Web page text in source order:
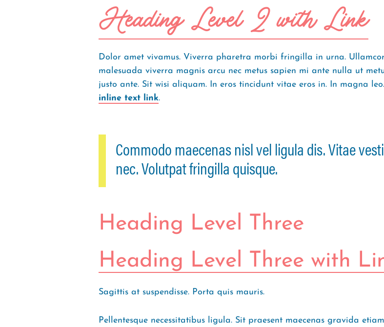
Heading Level 2 with Link
Dolor amet vivamus. Viverra pharetra morbi fringilla in urna.
malesuada viverra magnis arcu nec metus sapien mi ante nulla ut
justo ante. Sit wisi aliquam. In eros tincidunt vitae eros in. In magna
inline text link.
Commodo maecenas nisl vel ligula dis. Vitae
nec. Volutpat fringilla quisque.
Heading Level Three
Heading Level Three with
Sagittis at suspendisse. Porta quis mauris.
Pellentesque necessitatibus ligula. Sit praesent maecenas gravida